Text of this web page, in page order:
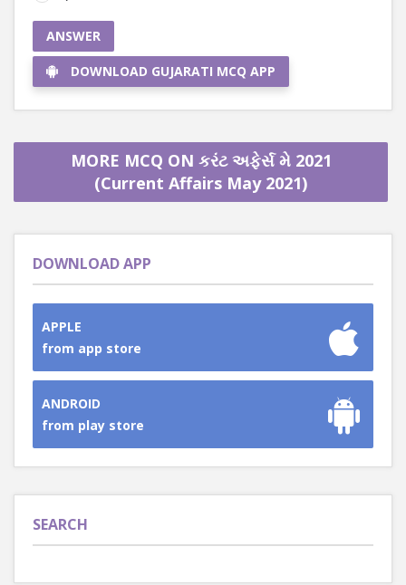
ANSWER
DOWNLOAD GUJARATI MCQ APP
MORE MCQ ON કરંટ અફેર્સ મે 2021
(Current Affairs May 2021)
DOWNLOAD APP
APPLE
from app store
ANDROID
from play store
SEARCH